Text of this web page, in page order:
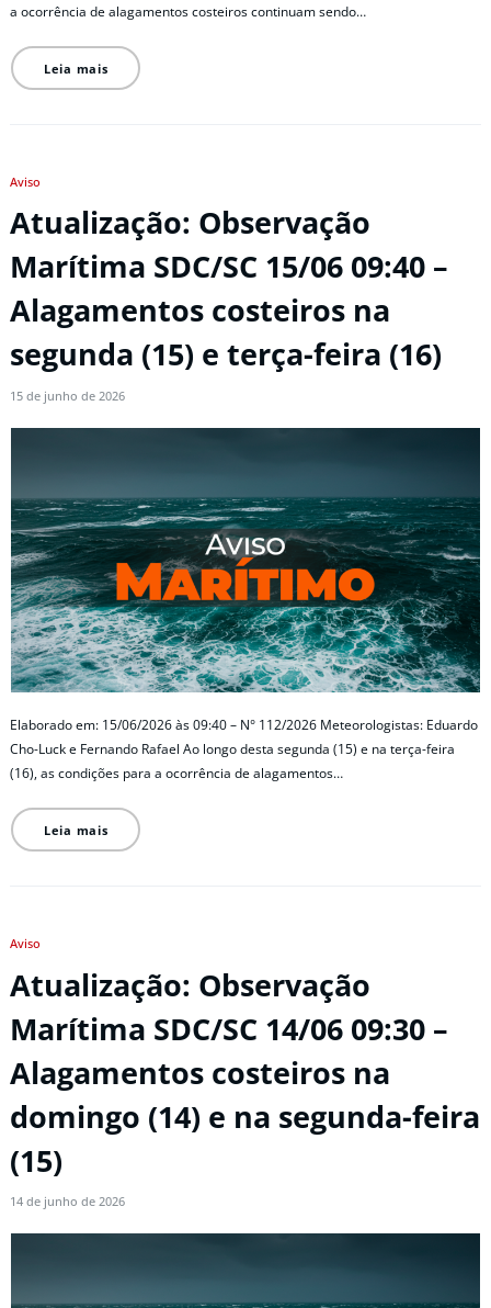
a ocorrência de alagamentos costeiros continuam sendo…
Leia mais
Aviso
Atualização: Observação
Marítima SDC/SC 15/06 09:40 –
Alagamentos costeiros na
segunda (15) e terça-feira (16)
15 de junho de 2026
Elaborado em: 15/06/2026 às 09:40 – N° 112/2026 Meteorologistas: Eduardo
Cho-Luck e Fernando Rafael Ao longo desta segunda (15) e na terça-feira
(16), as condições para a ocorrência de alagamentos…
Leia mais
Aviso
Atualização: Observação
Marítima SDC/SC 14/06 09:30 –
Alagamentos costeiros na
domingo (14) e na segunda-feira
(15)
14 de junho de 2026